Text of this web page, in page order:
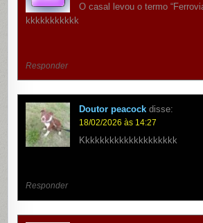
O casal levou o termo
kkkkkkkkkkk
Responder
Doutor peacock disse:
18/02/2026 às 14:27
Kkkkkkkkkkkkkkkkkkkk
Responder